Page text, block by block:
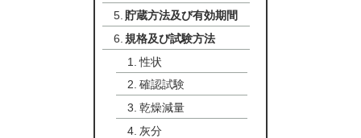
貯蔵方法及び有効期間
規格及び試験方法
性状
確認試験
乾燥減量
灰分